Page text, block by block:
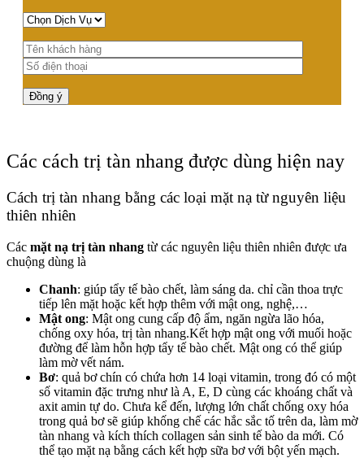
Các cách trị tàn nhang được dùng hiện nay
Cách trị tàn nhang bằng các loại mặt nạ từ nguyên liệu
thiên nhiên
Các mặt nạ trị tàn nhang từ các nguyên liệu thiên nhiên được ưa
chuộng dùng là
Chanh: giúp tẩy tế bào chết, làm sáng da. chỉ cần thoa trực
tiếp lên mặt hoặc kết hợp thêm với mật ong, nghệ,…
Mật ong: Mật ong cung cấp độ ẩm, ngăn ngừa lão hóa,
chống oxy hóa, trị tàn nhang.Kết hợp mật ong với muối hoặc
đường để làm hỗn hợp tẩy tế bào chết. Mật ong có thể giúp
làm mờ vết nám.
Bơ: quả bơ chín có chứa hơn 14 loại vitamin, trong đó có một
số vitamin đặc trưng như là A, E, D cùng các khoáng chất và
axit amin tự do. Chưa kể đến, lượng lớn chất chống oxy hóa
trong quả bơ sẽ giúp khống chế các hắc sắc tố trên da, làm mờ
tàn nhang và kích thích collagen sản sinh tế bào da mới. Có
thể tạo mặt nạ bằng cách kết hợp sữa bơ với bột yến mạch.